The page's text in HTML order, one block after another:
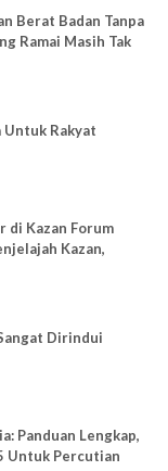
Berat Badan Tanpa
Ramai Masih Tak
Untuk Rakyat
di Kazan Forum
Kazan,
Dirindui
Panduan Lengkap,
Untuk Percutian